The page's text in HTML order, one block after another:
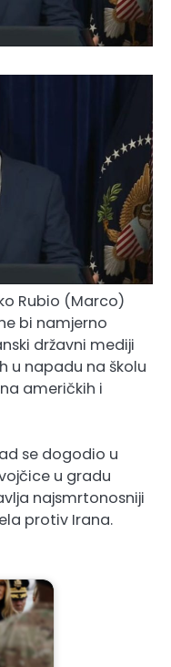
Rubio (Marco)
bi namjerno
državni mediji
u napadu na školu
američkih i
se dogodio u
u gradu
najsmrtonosniji
protiv Irana.